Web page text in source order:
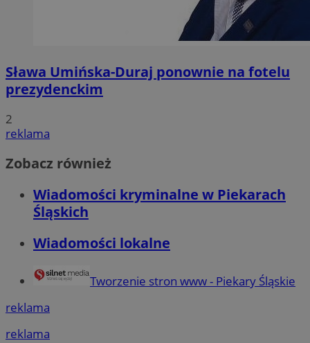
Sława Umińska-Duraj ponownie na fotelu
prezydenckim
2
reklama
Zobacz również
Wiadomości kryminalne w Piekarach
Śląskich
Wiadomości lokalne
Tworzenie stron www - Piekary Śląskie
reklama
reklama